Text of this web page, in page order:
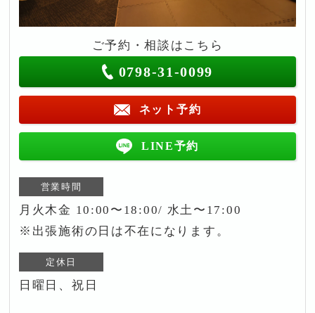
ご予約・相談はこちら
0798-31-0099
ネット予約
LINE予約
営業時間
月火木金 10:00〜18:00/ 水土〜17:00
※出張施術の日は不在になります。
定休日
日曜日、祝日